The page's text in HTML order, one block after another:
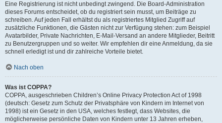
Eine Registrierung ist nicht unbedingt zwingend. Die Board-Administration
dieses Forums entscheidet, ob du registriert sein musst, um Beiträge zu
schreiben. Auf jeden Fall erhältst du als registriertes Mitglied Zugriff auf
zusätzliche Funktionen, die Gästen nicht zur Verfügung stehen: zum Beispiel
Avatarbilder, Private Nachrichten, E-Mail-Versand an andere Mitglieder, Beitritt
zu Benutzergruppen und so weiter. Wir empfehlen dir eine Anmeldung, da sie
schnell erledigt ist und dir zahlreiche Vorteile bietet.
Nach oben
Was ist COPPA?
COPPA, ausgeschrieben Children’s Online Privacy Protection Act of 1998
(deutsch: Gesetz zum Schutz der Privatsphäre von Kindern im Internet von
1998) ist ein Gesetz in den USA, welches festlegt, dass Websites, die
möglicherweise persönliche Daten von Kindern unter 13 Jahren erheben,